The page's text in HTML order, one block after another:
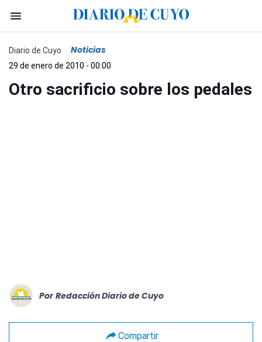
Diario de Cuyo Noticias
29 de enero de 2010 - 00:00
Otro sacrificio sobre los pedales
Por Redacción Diario de Cuyo
Compartir